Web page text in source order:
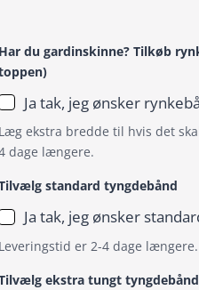
Har du gardinskinne? Tilkøb
Ja tak, jeg ønsker
Læg ekstra bredde til hvis det
dage længere.
standard tyngdebånd
Ja tak, jeg ønsker
Leveringstid er 2-4 dage længere.
ekstra tungt tyngdebånd